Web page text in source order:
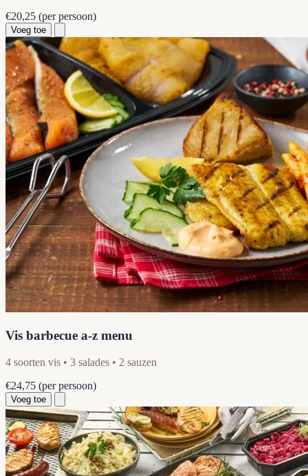
€20,25 (per persoon)
Voeg toe
Vis barbecue a-z menu
4 soorten vis • 3 salades • 2 sauzen
€24,75 (per persoon)
Voeg toe